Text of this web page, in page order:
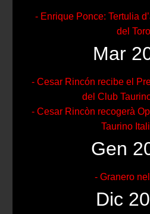
- Enrique Ponce: Tertulia
del Toro
Mar
- Cesar Rincón recibe el
del Club
- Cesar Rincòn recogerà
Taurino
Gen
- Granero
Dic